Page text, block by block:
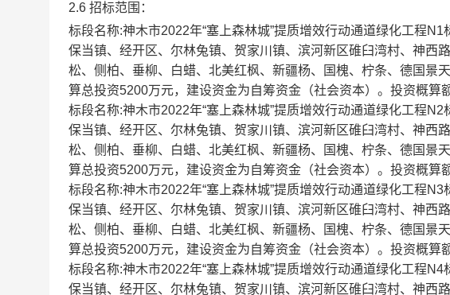
2.6 招标范围：
标段名称:神木市2022年“塞上森林城”提质增效行动通道绿化工程
保当镇、经开区、尔林兔镇、贺家川镇、滨河新区碓臼湾村、神西
松、侧柏、垂柳、白蜡、北美红枫、新疆杨、国槐、柠条、德国景
算总投资5200万元，建设资金为自筹资金（社会资本）。投资概算
标段名称:神木市2022年“塞上森林城”提质增效行动通道绿化工程
保当镇、经开区、尔林兔镇、贺家川镇、滨河新区碓臼湾村、神西
松、侧柏、垂柳、白蜡、北美红枫、新疆杨、国槐、柠条、德国景
算总投资5200万元，建设资金为自筹资金（社会资本）。投资概算
标段名称:神木市2022年“塞上森林城”提质增效行动通道绿化工程
保当镇、经开区、尔林兔镇、贺家川镇、滨河新区碓臼湾村、神西
松、侧柏、垂柳、白蜡、北美红枫、新疆杨、国槐、柠条、德国景
算总投资5200万元，建设资金为自筹资金（社会资本）。投资概算
标段名称:神木市2022年“塞上森林城”提质增效行动通道绿化工程
保当镇、经开区、尔林兔镇、贺家川镇、滨河新区碓臼湾村、神西